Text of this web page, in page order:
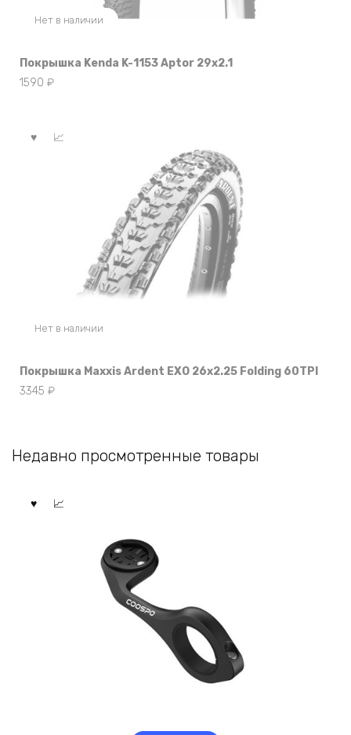
Нет в наличии
Покрышка Kenda K-1153 Aptor 29х2.1
1590 ₽
Нет в наличии
Покрышка Maxxis Ardent EXO 26х2.25 Folding 60TPI
3345 ₽
Недавно просмотренные товары